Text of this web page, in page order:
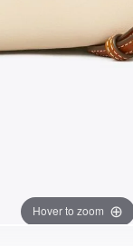
Hover to zoom